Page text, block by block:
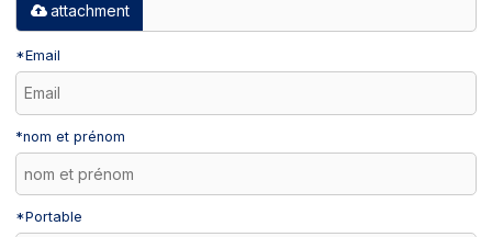
attachment
*Email
*nom et prénom
*Portable